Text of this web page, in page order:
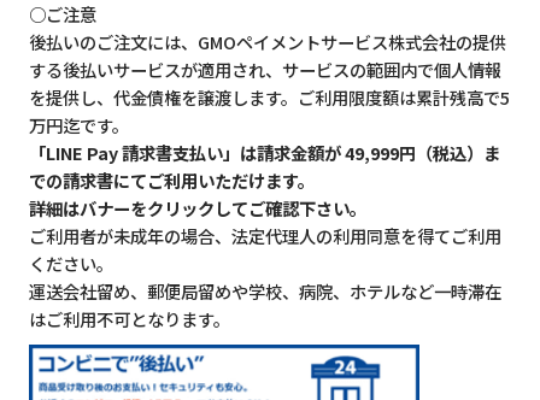
○ご注意
後払いのご注文には、GMOペイメントサービス株式会社の提供
する後払いサービスが適用され、サービスの範囲内で個人情報
を提供し、代金債権を譲渡します。ご利用限度額は累計残高で5
万円迄です。
「LINE Pay 請求書支払い」は請求金額が 49,999円（税込）ま
での請求書にてご利用いただけます。
詳細はバナーをクリックしてご確認下さい。
ご利用者が未成年の場合、法定代理人の利用同意を得てご利用
ください。
運送会社留め、郵便局留めや学校、病院、ホテルなど一時滞在
はご利用不可となります。